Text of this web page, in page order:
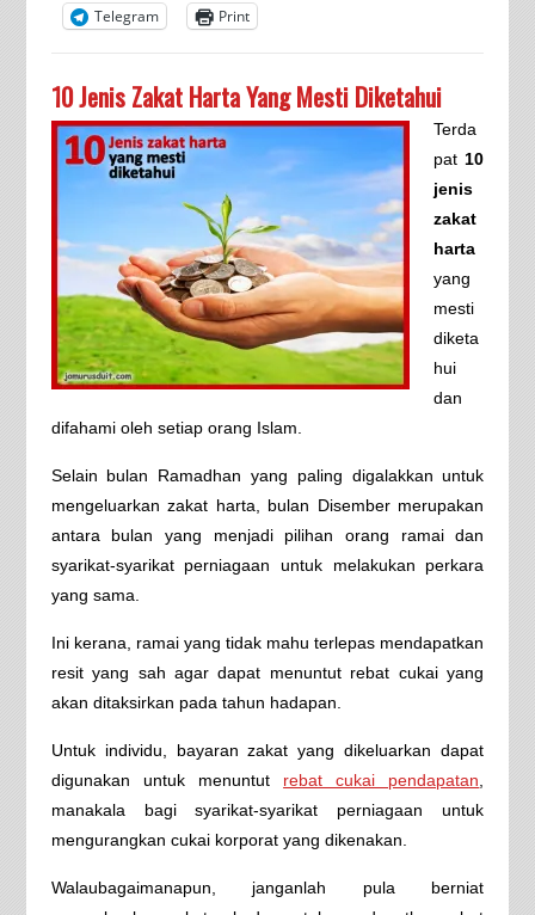
Telegram
Print
10 Jenis Zakat Harta Yang Mesti Diketahui
Terda
pat 10
jenis
zakat
harta
yang
mesti
diketa
hui
dan
difahami oleh setiap orang Islam.
Selain bulan Ramadhan yang paling digalakkan untuk
mengeluarkan zakat harta, bulan Disember merupakan
antara bulan yang menjadi pilihan orang ramai dan
syarikat-syarikat perniagaan untuk melakukan perkara
yang sama.
Ini kerana, ramai yang tidak mahu terlepas mendapatkan
resit yang sah agar dapat menuntut rebat cukai yang
akan ditaksirkan pada tahun hadapan.
Untuk individu, bayaran zakat yang dikeluarkan dapat
digunakan untuk menuntut rebat cukai pendapatan
manakala bagi syarikat-syarikat perniagaan untuk
mengurangkan cukai korporat yang dikenakan.
Walaubagaimanapun, janganlah pula berniat